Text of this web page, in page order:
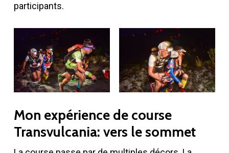
participants.
Mon expérience de course
Transvulcania: vers le sommet